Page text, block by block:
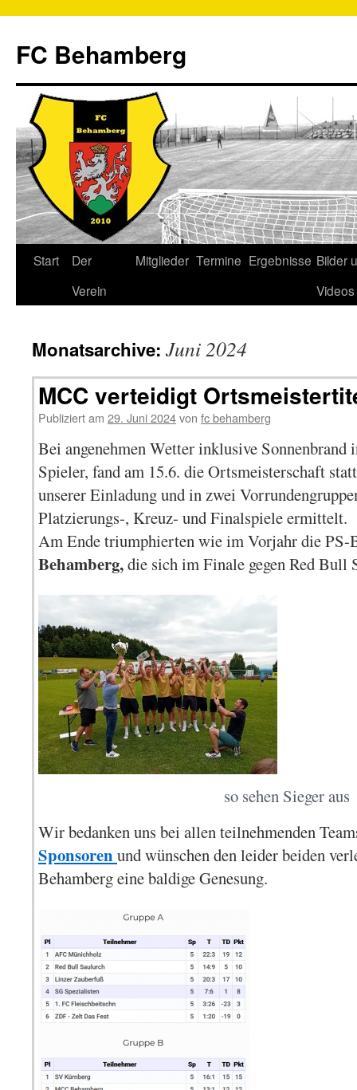
FC Behamberg
Start
Der
Verein
Mitglieder Termine Ergebnisse Bilder
Videos
Monatsarchive: Juni 2024
MCC verteidigt
Publiziert am 29. Juni 2024von fc behamberg
Bei angenehmen Wetter inklusive Sonnenbrand
Spieler, fand am 15.6. die Ortsmeisterschaft
unserer Einladung und in zwei
Platzierungs-, Kreuz- und Finalspiele ermittelt.
Am Ende triumphierten wie im Vorjahr die PS-
Behamberg,die sich im Finale gegen Red Bull
so sehen Sieger aus
Wir bedanken uns bei allen teilnehmenden
Sponsoren und wünschen den leider beiden
Behamberg eine baldige Genesung.